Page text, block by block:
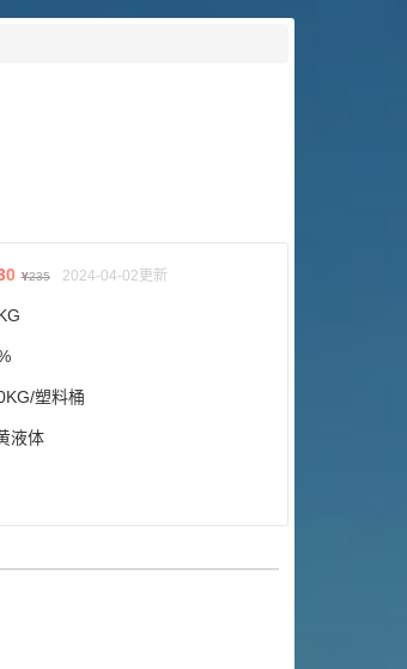
¥235 2024-04-02更新
塑料桶
液体